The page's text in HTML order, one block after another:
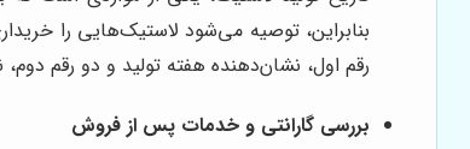
بنابراین، توصیه می‌شود لاستیک‌هایی را
رقم اول، نشان‌دهنده هفته تولید و دو رقم
بررسی گارانتی و خدمات پس از فروش